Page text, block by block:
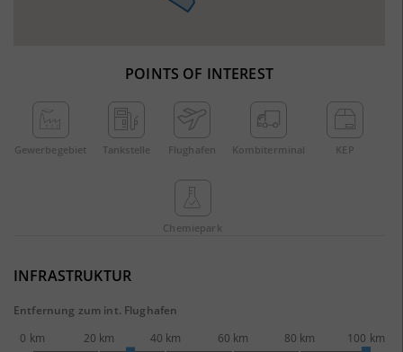
POINTS OF INTEREST
Gewerbe­gebiet Tankstelle Flughafen Kombi­terminal KEP
Chemie­park
INFRASTRUKTUR
Entfernung zum int. Flughafen
0 km
20 km 40 km 60 km 80 km 100 km